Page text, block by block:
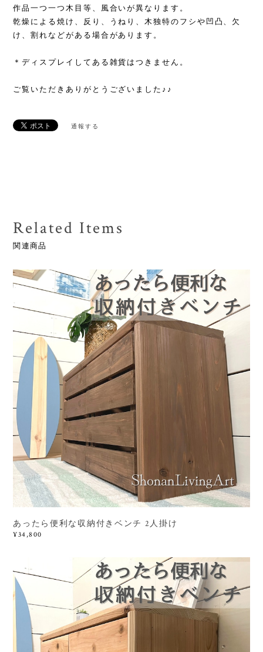
作品一つ一つ木目等、風合いが異なります。
乾燥による焼け、反り、うねり、木独特のフシや凹凸、欠
け、割れなどがある場合があります。
＊ディスプレイしてある雑貨はつきません。
ご覧いただきありがとうございました♪♪
通報する
Related Items
関連商品
あったら便利な収納付きベンチ 2人掛け
¥34,800